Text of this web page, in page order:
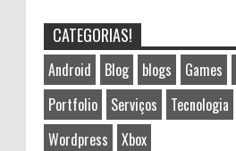
CATEGORIAS!
Android Blog blogs Games
Portfolio
Serviços Tecnologia
Wordpress
Xbox